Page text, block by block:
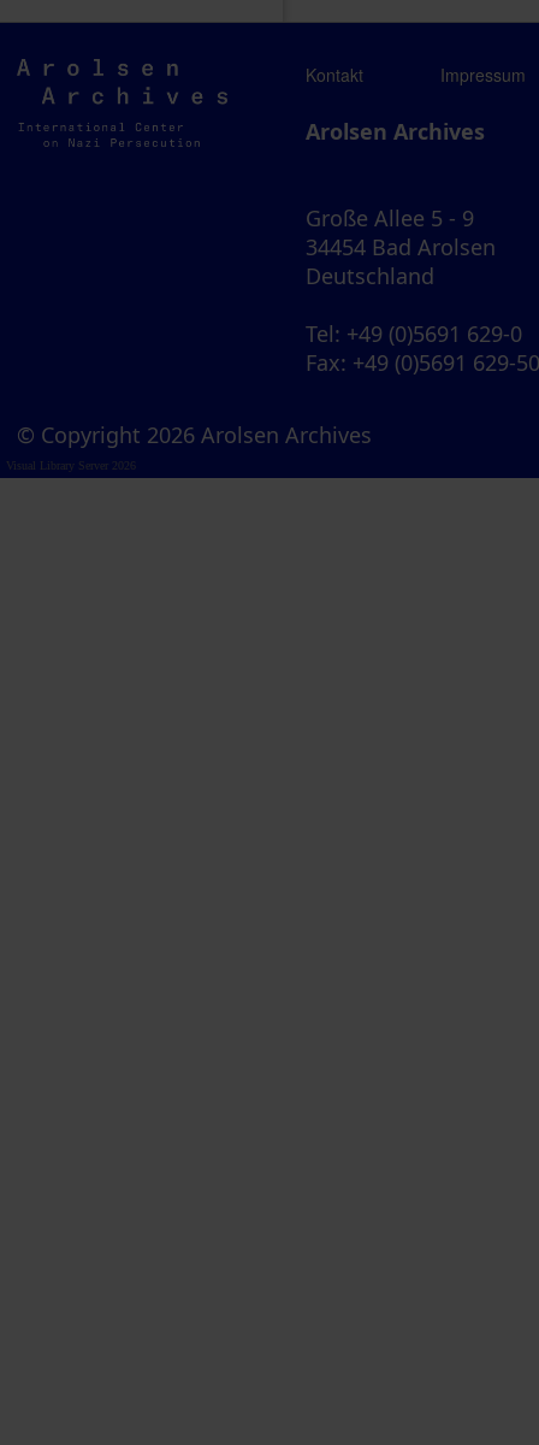
Arolsen
Archives
Kontakt Impressum
Arolsen Archives
Große Allee 5 - 9
34454 Bad Arolsen
Deutschland
Tel: +49 (0)5691 629-0
Fax: +49 (0)5691 629-
© Copyright 2026 Arolsen Archives
Visual Library Server 2026